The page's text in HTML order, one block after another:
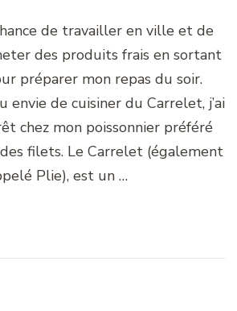
de travailler en ville et de
des produits frais en sortant
préparer mon repas du soir.
envie de cuisiner du Carrelet, j’ai
chez mon poissonnier préféré
filets. Le Carrelet (également
Plie), est un …